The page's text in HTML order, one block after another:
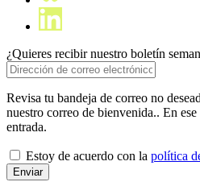
¿Quieres recibir nuestro boletín
Revisa tu bandeja de correo no
nuestro correo de bienvenida.. En
entrada.
Estoy de acuerdo con la política